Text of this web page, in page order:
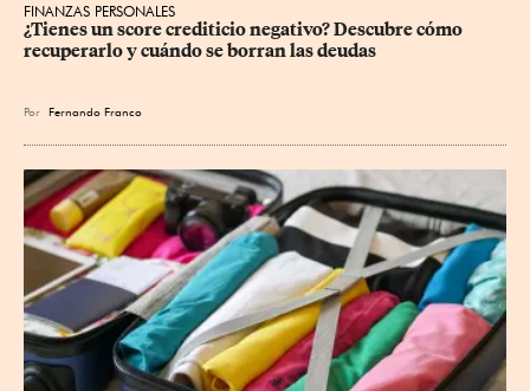
FINANZAS PERSONALES
¿Tienes un score crediticio negativo? Descubre cómo
recuperarlo y cuándo se borran las deudas
Por Fernando Franco